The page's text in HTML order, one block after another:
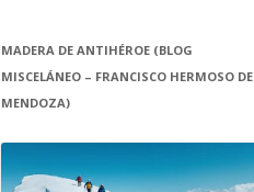
MADERA DE ANTIHÉROE (BLOG
MISCELÁNEO – FRANCISCO HERMOSO DE
MENDOZA)